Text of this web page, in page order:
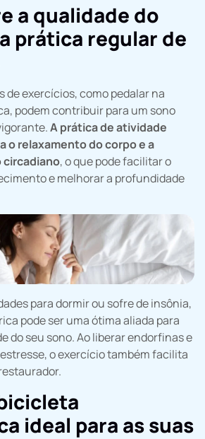
a qualidade do
prática regular de
de exercícios, como pedalar na
podem contribuir para um sono
A prática de atividade
o relaxamento do corpo e a
circadiano, o que pode facilitar o
e melhorar a profundidade
para dormir ou sofre de insônia,
pode ser uma ótima aliada para
do seu sono. Ao liberar endorfinas e
o exercício também facilita
ideal para as suas